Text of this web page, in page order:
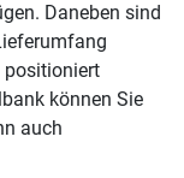
Daneben sind
positioniert
können Sie
auch